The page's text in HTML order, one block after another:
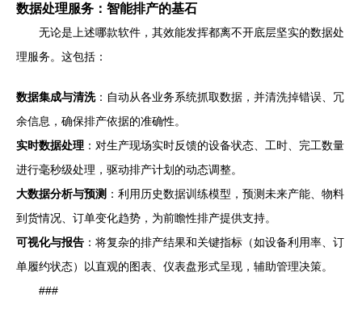
数据处理服务：智能排产的基石
无论是上述哪款软件，其效能发挥都离不开底层坚实的数据处
理服务。这包括：
数据集成与清洗：自动从各业务系统抓取数据，并清洗掉错误、冗
余信息，确保排产依据的准确性。
实时数据处理 ：对生产现场实时反馈的设备状态、工时、完工数量
进行毫秒级处理，驱动排产计划的动态调整。
大数据分析与预测 ：利用历史数据训练模型，预测未来产能、物料
到货情况、订单变化趋势，为前瞻性排产提供支持。
可视化与报告 ：将复杂的排产结果和关键指标（如设备利用率、订
单履约状态）以直观的图表、仪表盘形式呈现，辅助管理决策。
###